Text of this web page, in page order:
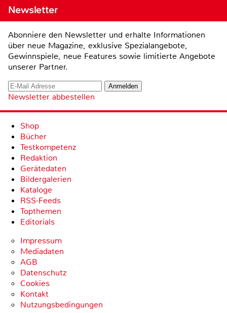
Newsletter
Abonniere den Newsletter und erhalte Informationen
über neue Magazine, exklusive Spezialangebote,
Gewinnspiele, neue Features sowie limitierte Angebote
unserer Partner.
Newsletter abbestellen
Shop
Bücher
Testkompetenz
Redaktion
Gerätedaten
Bildergalerien
Kataloge
RSS-Feeds
Topthemen
Editorials
Impressum
Mediadaten
AGB
Datenschutz
Cookies
Kontakt
Nutzungsbedingungen